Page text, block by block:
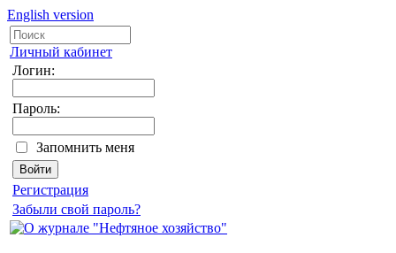
English version
Личный кабинет
Логин:
Пароль:
Запомнить меня
Регистрация
Забыли свой пароль?